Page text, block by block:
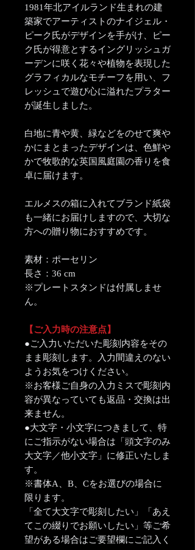
1981年北アイルランド生まれの建
築家でアーティストのナイジェル・
ピーク氏がデザインを手がけ、ピー
ク氏が得意とするイングリッシュガ
ーデンに咲く花々や植物を表現した
グラフィカルなモチーフを用い、フ
レッシュで遊び心に溢れたプラター
が誕生しました。
白地に青や黄、緑などをのせて爽や
かにまとまったデザインは、色鮮や
かで牧歌的な英国風庭園の香りを食
卓に届けます。
エルメスの箱に入れてブランド紙袋
も一緒にお届けしますので、大切な
方への贈り物におすすめです。
素材：ポーセリン
長さ：36 cm
※プレートスタンドは付属しませ
ん。
【ご入力時の注意点】
●ご入力いただいた彫刻内容をその
まま彫刻します。入力間違えのない
ようお気をつけください。
※お客様ご自身の入力ミスで彫刻内
容が異なっていても返品・交換は出
来ません。
●大文字・小文字につきまして、特
にご指示がない場合は「頭文字のみ
大文字／他小文字」に修正いたしま
す。
※書体A、B、Cをお選びの場合に
限ります。
「全て大文字で彫刻したい」「あえ
てこの綴りでお願いしたい」等ご希
望がある場合はご要望欄にご記入く